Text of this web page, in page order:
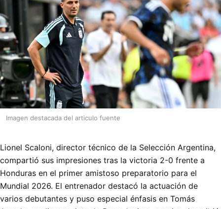
Imagen destacada del articulo fuente
Lionel Scaloni, director técnico de la Selección Argentina,
compartió sus impresiones tras la victoria 2-0 frente a
Honduras en el primer amistoso preparatorio para el
Mundial 2026. El entrenador destacó la actuación de
varios debutantes y puso especial énfasis en Tomás